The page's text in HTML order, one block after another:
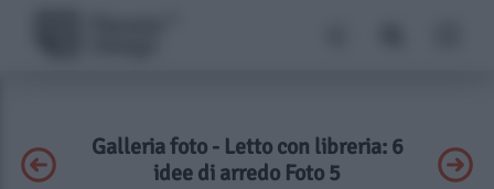
Galleria foto - Letto con libreria: 6
idee di arredo Foto 5